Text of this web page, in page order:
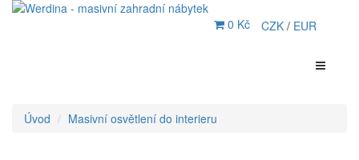
0 Kč CZK / EUR
Úvod Masivní osvětlení do interieru